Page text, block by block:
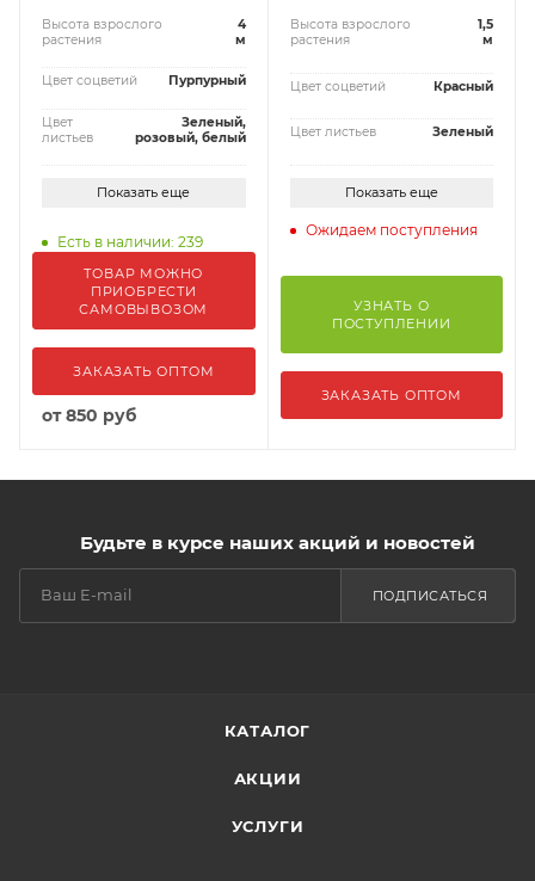
Высота взрослого
растения
4
м
Цвет соцветий Пурпурный
Цвет
листьев
Зеленый,
розовый, белый
Показать еще
Есть в наличии: 239
ТОВАР МОЖНО
ПРИОБРЕСТИ
САМОВЫВОЗОМ
ЗАКАЗАТЬ ОПТОМ
от850 руб
Высота взрослого
растения
1,5
м
Цвет соцветий Красный
Цвет листьев Зеленый
Показать еще
Ожидаем поступления
УЗНАТЬ О
ПОСТУПЛЕНИИ
ЗАКАЗАТЬ ОПТОМ
Будьте в курсе наших акций и новостей
ПОДПИСАТЬСЯ
КАТАЛОГ
АКЦИИ
УСЛУГИ